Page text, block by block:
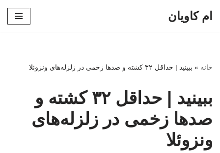
ام کاویان
خانه » ببینید | حداقل ۳۲ کشته و صدها زخمی در زلزله‌های ونزوئلا
ببینید | حداقل ۳۲ کشته و
صدها زخمی در زلزله‌های
ونزوئلا